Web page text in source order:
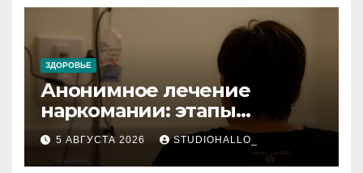
ЗДОРОВЬЕ
Анонимное лечение
наркомании: этапы
детоксикации,
реабилитации и УБОД
5 АВГУСТА 2026 STUDIOHALLO_